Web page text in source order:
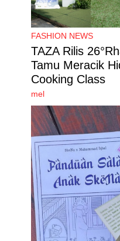
FASHION NEWS
TAZA Rilis
Tamu Meracik
Cooking Class
mel